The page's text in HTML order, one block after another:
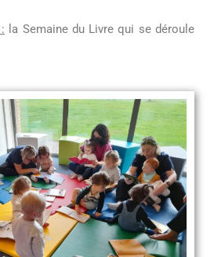
la Semaine du Livre qui se déroule